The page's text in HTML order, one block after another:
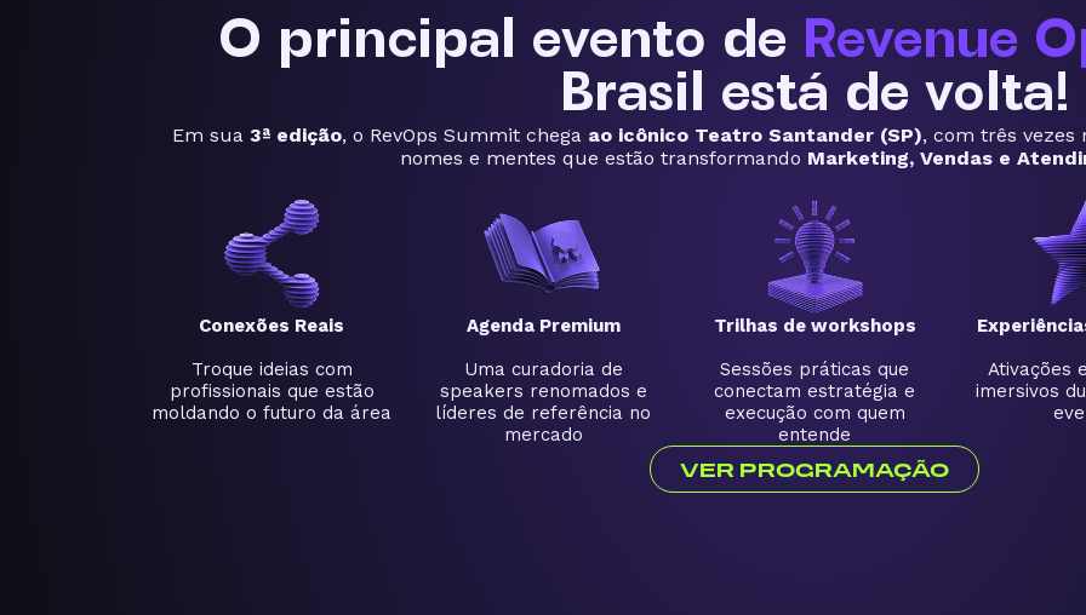
O principal evento de Revenue
Brasil está de volta!
Em sua 3ª edição, o RevOps Summit chega ao icônico Teatro Santander (SP), com três vezes
nomes e mentes que estão transformando Marketing, Vendas e
Conexões Reais
Troque ideias com
profissionais que estão
moldando o futuro da área
Agenda Premium
Uma curadoria de
speakers renomados e
líderes de referência no
mercado
Trilhas de workshops
Sessões práticas que
conectam estratégia e
execução com quem
entende
Ativações
imersivos
VER PROGRAMAÇÃO